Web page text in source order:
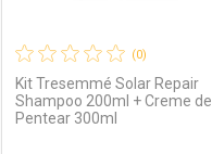
(0)
Kit Tresemmé Solar Repair
Shampoo 200ml + Creme de
Pentear 300ml